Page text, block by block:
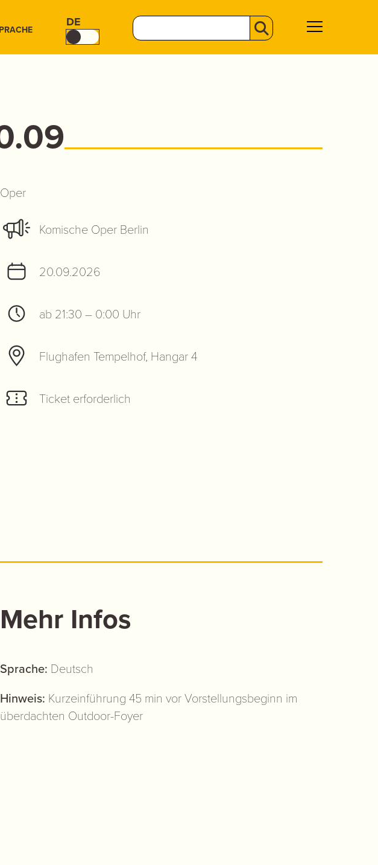
DE
Oper
Komische Oper Berlin
20.09.2026
ab 21:30 – 0:00 Uhr
Flughafen Tempelhof, Hangar 4
Ticket erforderlich
Mehr Infos
Sprache: Deutsch
Hinweis: Kurzeinführung 45 min vor Vorstellungsbeginn im
überdachten Outdoor-Foyer